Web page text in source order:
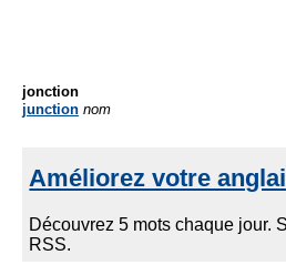
jonction
junction nom